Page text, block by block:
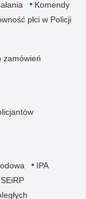
Komendy
płci w Policji
zamówień
IPA